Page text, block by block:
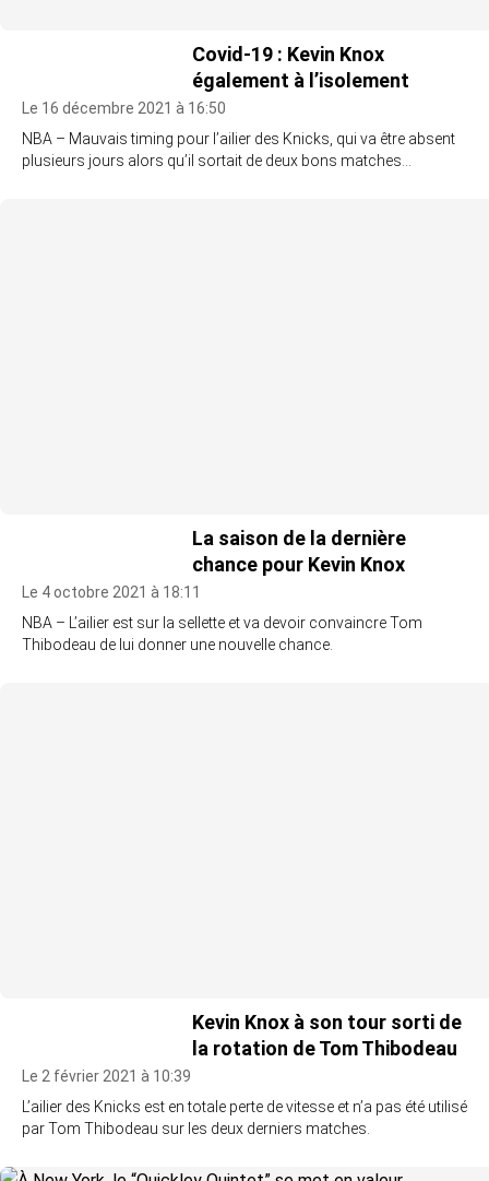
Covid-19 : Kevin Knox
également à l’isolement
Le 16 décembre 2021 à 16:50
NBA – Mauvais timing pour l’ailier des Knicks, qui va être absent
plusieurs jours alors qu’il sortait de deux bons matches…
La saison de la dernière
chance pour Kevin Knox
Le 4 octobre 2021 à 18:11
NBA – L’ailier est sur la sellette et va devoir convaincre Tom
Thibodeau de lui donner une nouvelle chance.
Kevin Knox à son tour sorti de
la rotation de Tom Thibodeau
Le 2 février 2021 à 10:39
L’ailier des Knicks est en totale perte de vitesse et n’a pas été utilisé
par Tom Thibodeau sur les deux derniers matches.